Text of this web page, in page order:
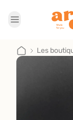
Les boutiques
Je suis artisan
Les